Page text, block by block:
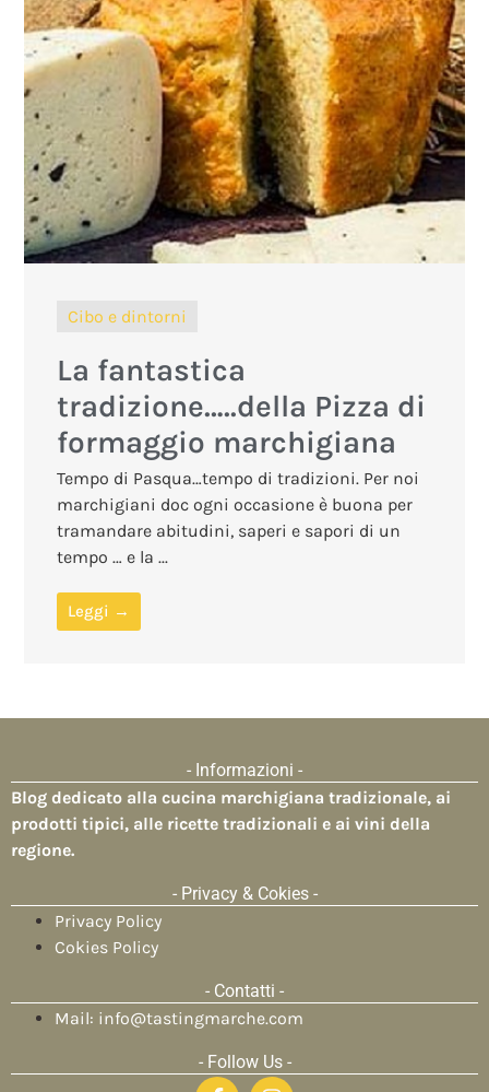
Cibo e dintorni
La fantastica
tradizione…..della Pizza di
formaggio marchigiana
Tempo di Pasqua…tempo di tradizioni. Per noi
marchigiani doc ogni occasione è buona per
tramandare abitudini, saperi e sapori di un
tempo … e la ...
Leggi →
- Informazioni -
Blog dedicato alla cucina marchigiana tradizionale, ai
prodotti tipici, alle ricette tradizionali e ai vini della
regione.
- Privacy & Cokies -
Privacy Policy
Cokies Policy
- Contatti -
Mail: info@tastingmarche.com
- Follow Us -